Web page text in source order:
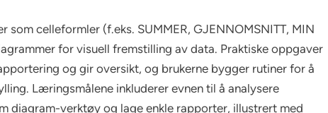
som celleformler (f.eks. SUMMER, GJENNOMSNITT, MIN
for visuell fremstilling av data. Praktiske oppgaver
og gir oversikt, og brukerne bygger rutiner for å
Læringsmålene inkluderer evnen til å analysere
diagram-verktøy og lage enkle rapporter, illustrert med